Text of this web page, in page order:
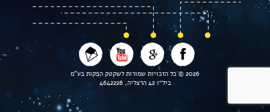
2026 © כל הזכויות שמורות לשקטק הפקות בע"מ
ביל״ו 42 הרצליה, 4642228